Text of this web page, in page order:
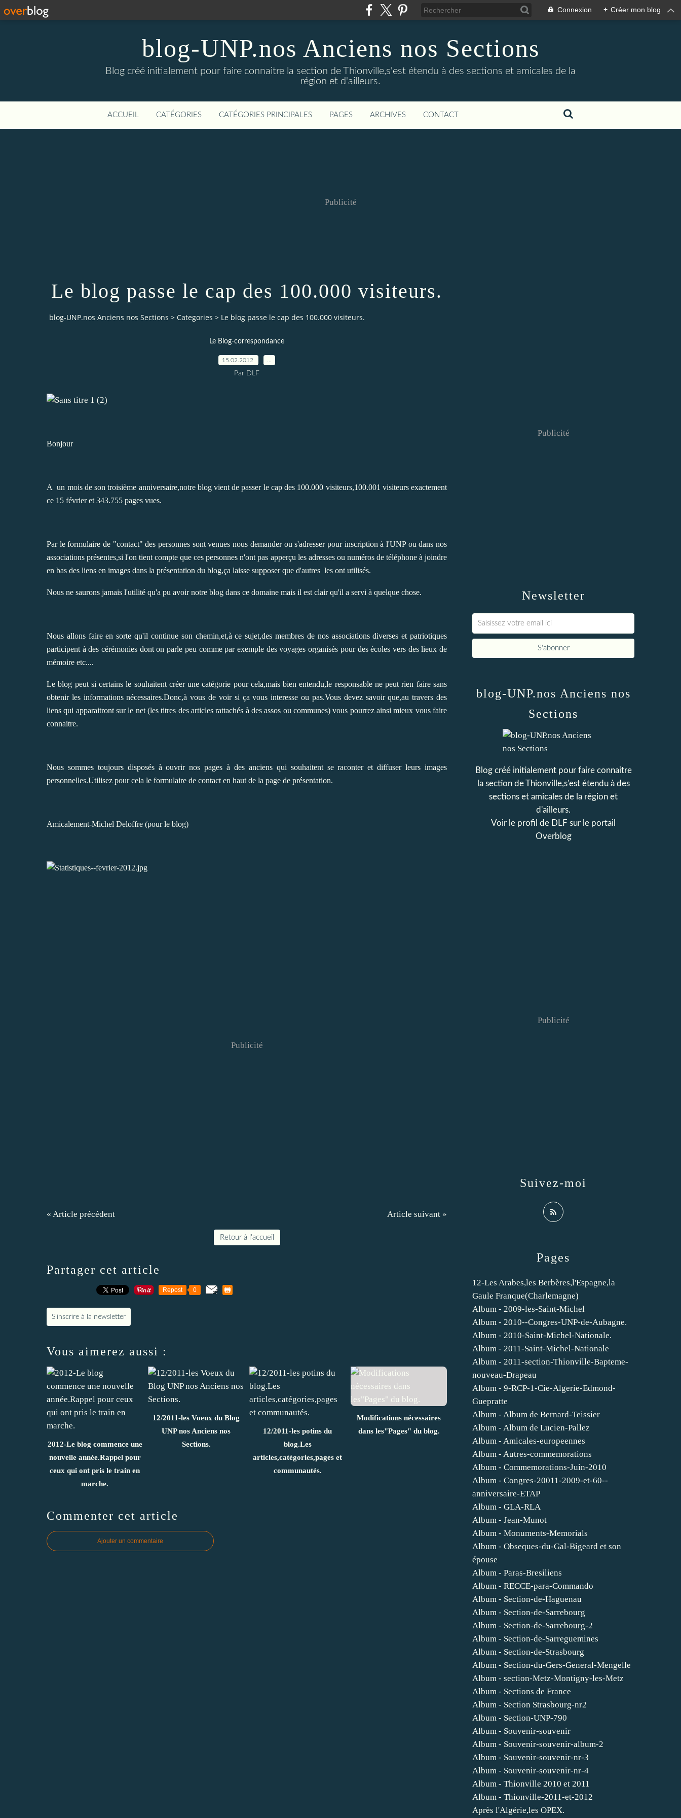
Connexion + Créer mon blog
blog-UNP.nos Anciens nos Sections
Blog créé initialement pour faire connaitre la section de Thionville,s'est étendu à des sections et amicales de la
région et d'ailleurs.
ACCUEIL CATÉGORIES CATÉGORIES PRINCIPALES PAGES ARCHIVES CONTACT
Publicité
Le blog passe le cap des 100.000 visiteurs.
blog-UNP.nos Anciens nos Sections > Categories > Le blog passe le cap des 100.000 visiteurs.
Le Blog-correspondance
15.02.2012
Par DLF
Bonjour
A un mois de son troisième anniversaire,notre blog vient de passer le cap des 100.000 visiteurs,100.001 visiteurs exactement
ce 15 février et 343.755 pages vues.
Par le formulaire de "contact" des personnes sont venues nous demander ou s'adresser pour inscription à l'UNP ou dans nos
associations présentes,si l'on tient compte que ces personnes n'ont pas apperçu les adresses ou numéros de téléphone à joindre
en bas des liens en images dans la présentation du blog,ça laisse supposer que d'autres les ont utilisés.
Nous ne saurons jamais l'utilité qu'a pu avoir notre blog dans ce domaine mais il est clair qu'il a servi à quelque chose.
Nous allons faire en sorte qu'il continue son chemin,et,à ce sujet,des membres de nos associations diverses et patriotiques
participent à des cérémonies dont on parle peu comme par exemple des voyages organisés pour des écoles vers des lieux de
mémoire etc....
Le blog peut si certains le souhaitent créer une catégorie pour cela,mais bien entendu,le responsable ne peut rien faire sans
obtenir les informations nécessaires.Donc,à vous de voir si ça vous interesse ou pas.Vous devez savoir que,au travers des
liens qui apparaitront sur le net (les titres des articles rattachés à des assos ou communes) vous pourrez ainsi mieux vous faire
connaitre.
Nous sommes toujours disposés à ouvrir nos pages à des anciens qui souhaitent se raconter et diffuser leurs images
personnelles.Utilisez pour cela le formulaire de contact en haut de la page de présentation.
Amicalement-Michel Deloffre (pour le blog)
Publicité
« Article précédent Article suivant »
Retour à l'accueil
Partager cet article
Repost 0
S'inscrire à la newsletter
Vous aimerez aussi :
2012-Le blog commence une
nouvelle année.Rappel pour
ceux qui ont pris le train en
marche.
12/2011-les Voeux du Blog
UNP nos Anciens nos
Sections.
12/2011-les potins du
blog.Les
articles,catégories,pages et
communautés.
Modifications nécessaires
dans les"Pages" du blog.
Commenter cet article
Ajouter un commentaire
Newsletter
Publicité
Pages
12-Les Arabes,les Berbères,l'Espagne,la
Gaule Franque(Charlemagne)
Album - 2009-les-Saint-Michel
Album - 2010--Congres-UNP-de-Aubagne.
Album - 2010-Saint-Michel-Nationale.
Album - 2011-Saint-Michel-Nationale
Album - 2011-section-Thionville-Bapteme-
nouveau-Drapeau
Album - 9-RCP-1-Cie-Algerie-Edmond-
Guepratte
Album - Album de Bernard-Teissier
Album - Album de Lucien-Pallez
Album - Amicales-europeennes
Album - Autres-commemorations
Album - Commemorations-Juin-2010
Album - Congres-20011-2009-et-60--
anniversaire-ETAP
Album - GLA-RLA
Album - Jean-Munot
Album - Monuments-Memorials
Album - Obseques-du-Gal-Bigeard et son
épouse
Album - Paras-Bresiliens
Album - RECCE-para-Commando
Album - Section-de-Haguenau
Album - Section-de-Sarrebourg
Album - Section-de-Sarrebourg-2
Album - Section-de-Sarreguemines
Album - Section-de-Strasbourg
Album - Section-du-Gers-General-Mengelle
Album - section-Metz-Montigny-les-Metz
Album - Sections de France
Album - Section Strasbourg-nr2
Album - Section-UNP-790
Album - Souvenir-souvenir
Album - Souvenir-souvenir-album-2
Album - Souvenir-souvenir-nr-3
Album - Souvenir-souvenir-nr-4
Album - Thionville 2010 et 2011
Album - Thionville-2011-et-2012
Après l'Algérie,les OPEX.
blog-UNP.nos Anciens nos
Sections
Blog créé initialement pour faire connaitre
la section de Thionville,s'est étendu à des
sections et amicales de la région et
d'ailleurs.
Voir le profil de DLF sur le portail
Overblog
Suivez-moi
Publicité